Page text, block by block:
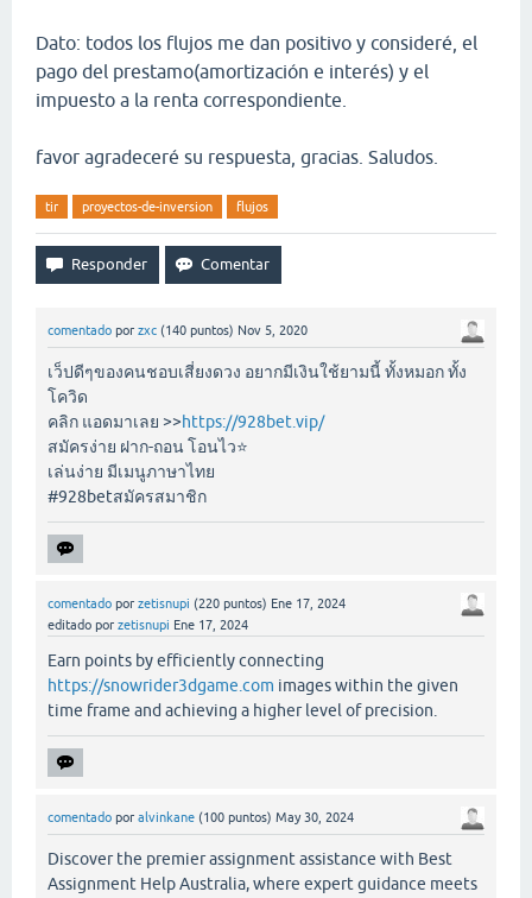
Dato: todos los flujos me dan positivo y consideré, el
pago del prestamo(amortización e interés) y el
impuesto a la renta correspondiente.
favor agradeceré su respuesta, gracias. Saludos.
tir proyectos-de-inversion flujos
comentado por zxc (140 puntos) Nov 5, 2020
เว็ปดีๆของคนชอบเสี่ยงดวง อยากมีเงินใช้ยามนี้ ทั้งหมอก ทั้ง
โควิด
คลิก แอดมาเลย >>https://928bet.vip/
สมัครง่าย ฝาก-ถอน โอนไว⭐️
เล่นง่าย มีเมนูภาษาไทย
#928betสมัครสมาชิก
comentado por zetisnupi (220 puntos) Ene 17, 2024
editado por zetisnupi Ene 17, 2024
Earn points by efficiently connecting
https://snowrider3dgame.com images within the given
time frame and achieving a higher level of precision.
comentado por alvinkane (100 puntos) May 30, 2024
Discover the premier assignment assistance with Best
Assignment Help Australia, where expert guidance meets